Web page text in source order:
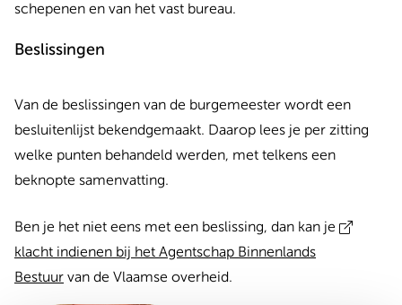
schepenen en van het vast bureau.
Beslissingen
Van de beslissingen van de burgemeester wordt een
besluitenlijst bekendgemaakt. Daarop lees je per zitting
welke punten behandeld werden, met telkens een
beknopte samenvatting.
Ben je het niet eens met een beslissing, dan kan je
klacht indienen bij het Agentschap Binnenlands
Bestuur van de Vlaamse overheid.